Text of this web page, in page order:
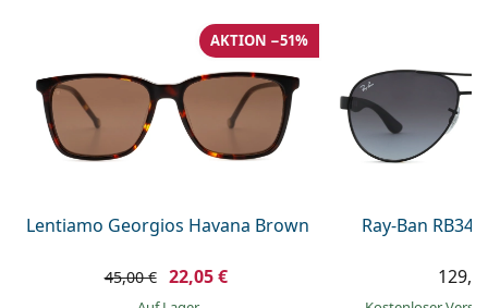
Prada
Alle Marken
Lentiamo Georgios Havana Brown
AKTION −51%
45,00 € 22,05 €
Ray-Ban